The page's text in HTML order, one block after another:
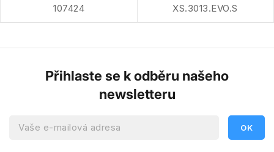
107424
XS.3013.EVO.S
Přihlaste se k odběru našeho
newsletteru